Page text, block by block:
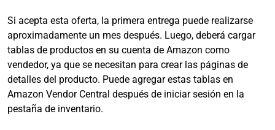
Si acepta esta oferta, la primera entrega puede realizarse
aproximadamente un mes después. Luego, deberá cargar
tablas de productos en su cuenta de Amazon como
vendedor, ya que se necesitan para crear las páginas de
detalles del producto. Puede agregar estas tablas en
Amazon Vendor Central después de iniciar sesión en la
pestaña de inventario.